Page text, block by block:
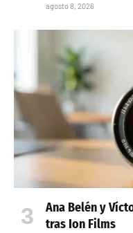
agosto 8, 2026
Ana Belén y
tras Ion Films